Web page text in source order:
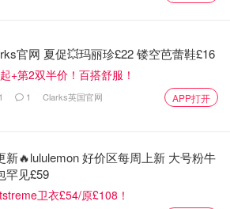
官网 夏促💥玛丽珍£22 镂空芭蕾鞋£16
+第2双半价！百搭舒服！
1 Clarks英国官网 APP打开
新🔥lululemon 好价区每周上新 大号粉牛
罕见£59
卫衣£54/原£108！